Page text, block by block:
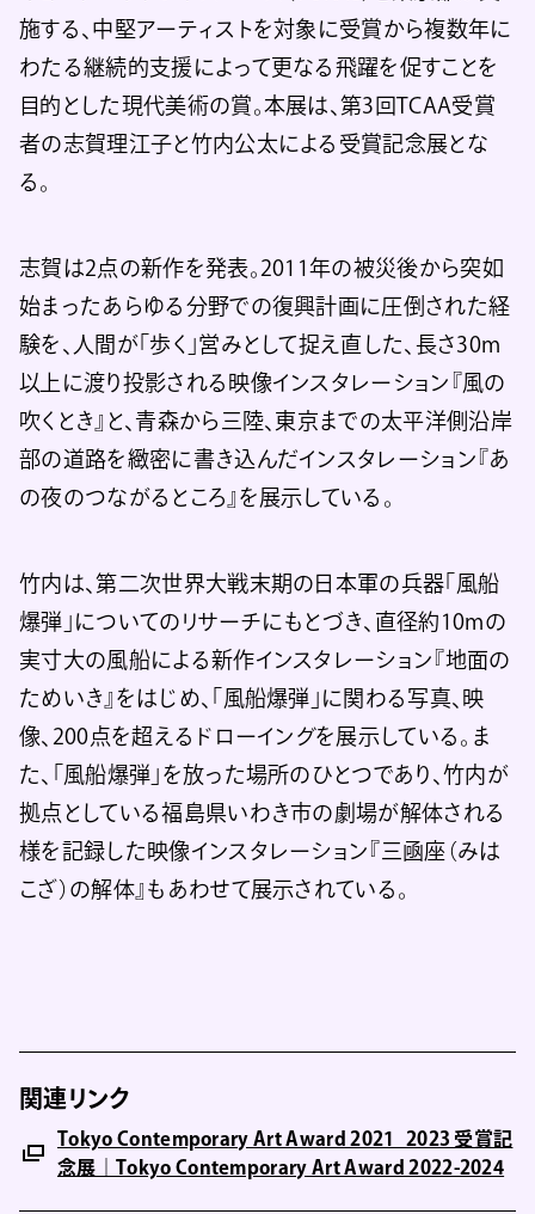
施する、中堅アーティストを対象に受賞から複数年に
わたる継続的支援によって更なる飛躍を促すことを
目的とした現代美術の賞。本展は、第3回TCAA受賞
者の志賀理江子と竹内公太による受賞記念展とな
る。
志賀は2点の新作を発表。2011年の被災後から突如
始まったあらゆる分野での復興計画に圧倒された経
験を、人間が「歩く」営みとして捉え直した、長さ30m
以上に渡り投影される映像インスタレーション『風の
吹くとき』と、青森から三陸、東京までの太平洋側沿岸
部の道路を緻密に書き込んだインスタレーション『あ
の夜のつながるところ』を展示している。
竹内は、第二次世界大戦末期の日本軍の兵器「風船
爆弾」についてのリサーチにもとづき、直径約10mの
実寸大の風船による新作インスタレーション『地面の
ためいき』をはじめ、「風船爆弾」に関わる写真、映
像、200点を超えるドローイングを展示している。ま
た、「風船爆弾」を放った場所のひとつであり、竹内が
拠点としている福島県いわき市の劇場が解体される
様を記録した映像インスタレーション『三凾座（みは
こざ）の解体』もあわせて展示されている。
関連リンク
Tokyo Contemporary Art Award 2021_2023 受賞記
念展｜Tokyo Contemporary Art Award 2022-2024